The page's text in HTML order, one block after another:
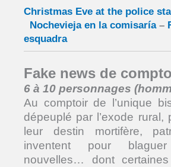
Christmas Eve at the police
Nochevieja en la comisaría–
esquadra
Fake news de
6 à 10 personnages
Au comptoir de l’unique
dépeuplé par l’exode rural,
leur destin mortifère,
inventent pour
nouvelles… dont